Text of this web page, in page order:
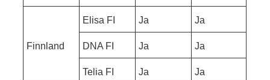
Finnland
Elisa FI Ja Ja
DNA FI Ja Ja
Telia FI Ja Ja